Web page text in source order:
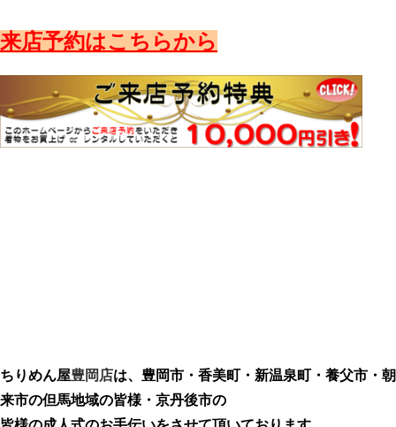
来店予約はこちらから
ちりめん屋豊岡店は、 豊岡市・香美町・新温泉町・養父市・朝
来市の但馬地域の皆様・京丹後市の